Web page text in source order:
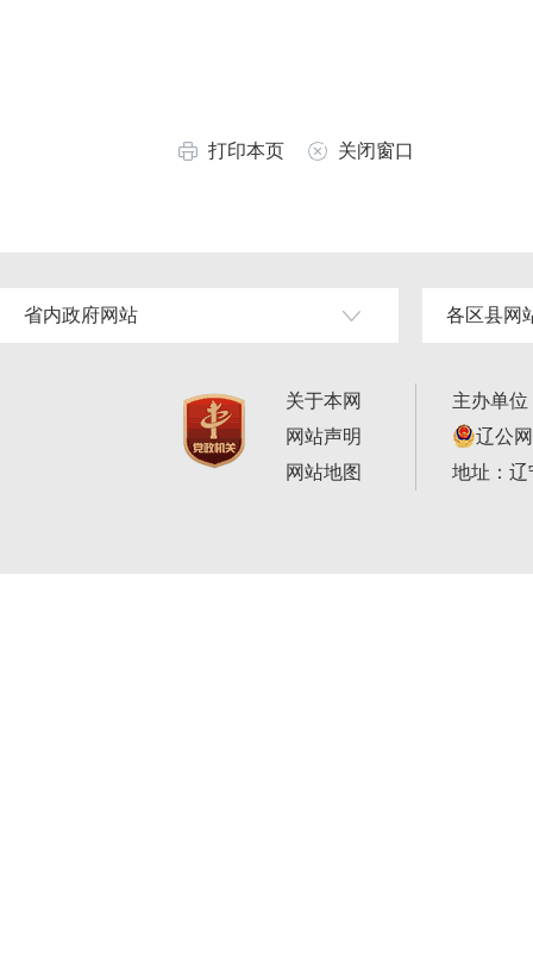
打印本页 关闭窗口
省内政府网站 各区县网
关于本网
网站声明
网站地图
主办单
辽公
地址：辽